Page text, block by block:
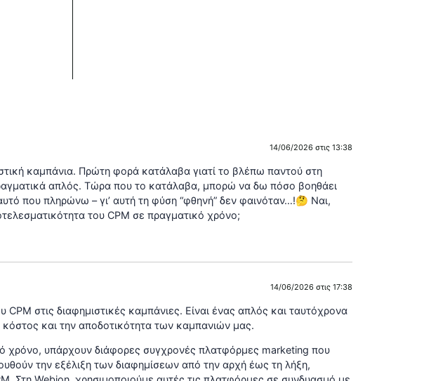
14/06/2026 στις 13:38
καμπάνια. Πρώτη φορά κατάλαβα γιατί το βλέπω παντού στη
απλός. Τώρα που το κατάλαβα, μπορώ να δω πόσο βοηθάει
που πληρώνω – γι’ αυτή τη φύση “φθηνή” δεν φαινόταν…!🤔 Ναι,
του CPM σε πραγματικό χρόνο;
14/06/2026 στις 17:38
στις διαφημιστικές καμπάνιες. Είναι ένας απλός και ταυτόχρονα
και την αποδοτικότητα των καμπανιών μας.
χρόνο, υπάρχουν διάφορες συγχρονές πλατφόρμες marketing που
την εξέλιξη των διαφημίσεων από την αρχή έως τη λήξη,